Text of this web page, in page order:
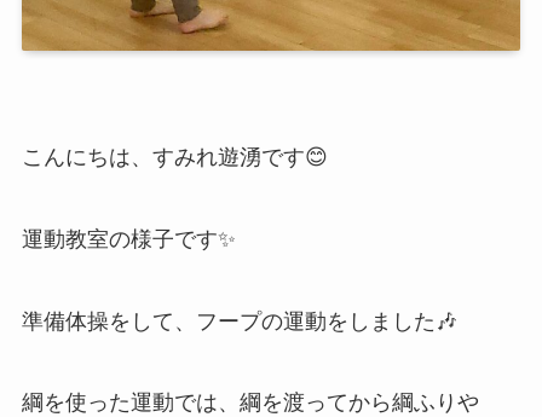
こんにちは、すみれ遊湧です😊
運動教室の様子です✨
準備体操をして、フープの運動をしました🎶
綱を使った運動では、綱を渡ってから綱ふりや